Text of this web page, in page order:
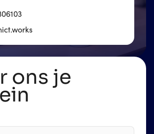
ons je